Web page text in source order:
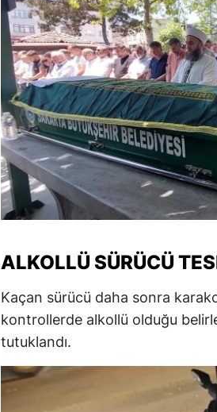
ALKOLLÜ SÜRÜCÜ
Kaçan sürücü daha sonra
kontrollerde alkollü olduğu
tutuklandı.